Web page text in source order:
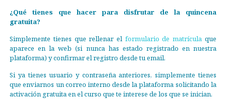
¿Qué tienes que hacer para disfrutar de la quincena
gratuita?
Simplemente tienes que rellenar el formulario de matrícula que
aparece en la web (si nunca has estado registrado en nuestra
plataforma) y confirmar el registro desde tu email.
Si ya tienes usuario y contraseña anteriores, simplemente tienes
que enviarnos un correo interno desde la plataforma solicitando la
activación gratuita en el curso que te interese de los que se inician.